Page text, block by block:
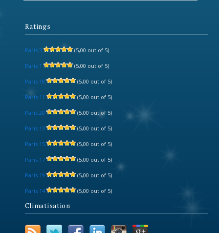
Ratings
Paris 3 (5,00 out of 5)
Paris 1 (5,00 out of 5)
Paris 18 (5,00 out of 5)
Paris 11 (5,00 out of 5)
Paris 20 (5,00 out of 5)
Paris 13 (5,00 out of 5)
Paris 15 (5,00 out of 5)
Paris 17 (5,00 out of 5)
Paris 19 (5,00 out of 5)
Paris 14 (5,00 out of 5)
Climatisation